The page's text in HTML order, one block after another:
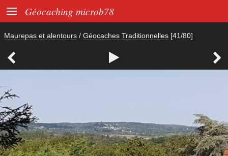
 Géocaching microb78
Maurepas et alentours / Géocaches Traditionnelles [41/80]
  